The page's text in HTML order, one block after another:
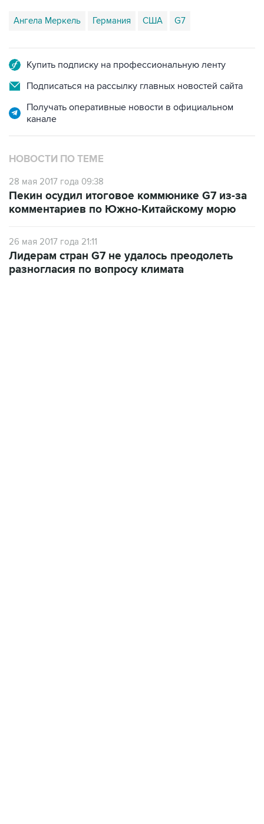
Ангела Меркель Германия США G7
Купить подписку на профессиональную ленту
Подписаться на рассылку главных новостей сайта
Получать оперативные новости в официальном
канале
НОВОСТИ ПО ТЕМЕ
28 мая 2017 года 09:38
Пекин осудил итоговое коммюнике G7 из-за
комментариев по Южно-Китайскому морю
26 мая 2017 года 21:11
Лидерам стран G7 не удалось преодолеть
разногласия по вопросу климата